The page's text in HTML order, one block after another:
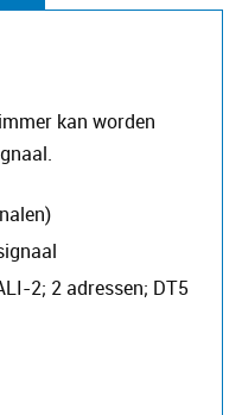
kan worden
2; 2 adressen; DT5